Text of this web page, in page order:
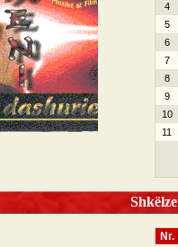
4
5
6
7
8
9
10
11
Nr.